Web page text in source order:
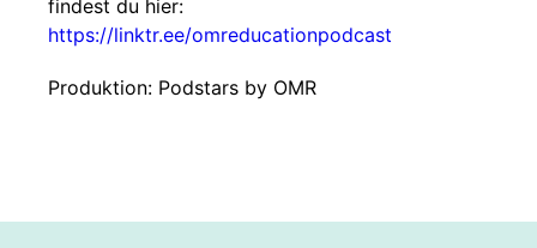
findest du hier:
https://linktr.ee/omreducationpodcast
Produktion: Podstars by OMR